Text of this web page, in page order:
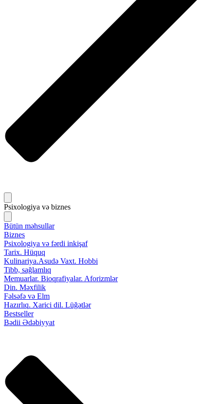
Psixologiya və biznes
Bütün məhsullar
Biznes
Psixologiya və fərdi inkişaf
Tarix. Hüquq
Kulinariya.Asudə Vaxt. Hobbi
Tibb, sağlamlıq
Memuarlar. Bioqrafiyalar. Aforizmlər
Din. Məxfilik
Fəlsəfə və Elm
Hazırlıq. Xarici dil. Lüğətlər
Bestseller
Bədii Ədəbiyyat